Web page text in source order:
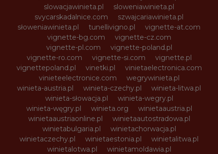
slowacjawinieta.pl
sloweniawinieta.pl
svycarskadalnice.com
szwajcariawinieta.pl
słoweniawinieta.pl
tunellivigno.pl
vignette-at.com
vignette-bg.com
vignette-cz.com
vignette-pl.com
vignette-poland.pl
vignette-ro.com
vignette-si.com
vignette.pl
vignettepoland.pl
vinetki.pl
vinietaelectronica.com
vinieteelectronice.com
wegrywinieta.pl
winieta-austria.pl
winieta-czechy.pl
winieta-litwa.pl
winieta-słowacja.pl
winieta-wegry.pl
winieta-węgry.pl
winieta.org
winietaaustria.pl
winietaaustriaonline.pl
winietaautostradowa.pl
winietabulgaria.pl
winietachorwacja.pl
winietaczechy.pl
winietaestonia.pl
winietalitwa.pl
winietalotwa.pl
winietamoldawia.pl